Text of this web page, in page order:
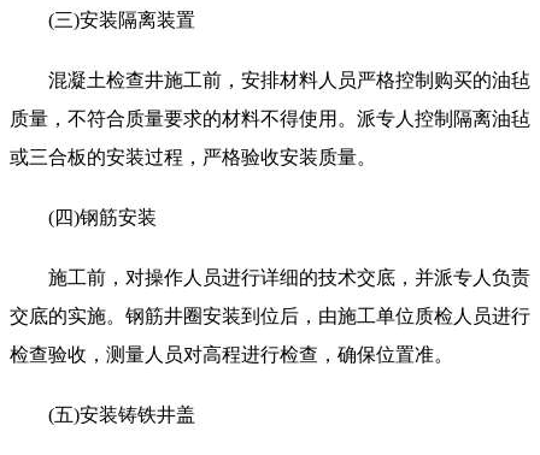
(三)安装隔离装置
混凝土检查井施工前，安排材料人员严格控制购买的油毡
质量，不符合质量要求的材料不得使用。派专人控制隔离油毡
或三合板的安装过程，严格验收安装质量。
(四)钢筋安装
施工前，对操作人员进行详细的技术交底，并派专人负责
交底的实施。钢筋井圈安装到位后，由施工单位质检人员进行
检查验收，测量人员对高程进行检查，确保位置准。
(五)安装铸铁井盖